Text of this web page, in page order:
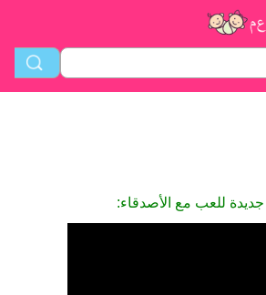
جديدة للعب مع الأصدقاء: